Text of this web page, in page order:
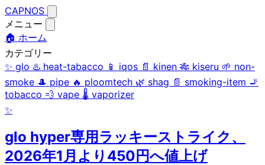
CAPNOS
メニュー
🏠 ホーム
カテゴリー
✨ glo ♨️ heat-tabacco 📱 iqos 📄 kinen 🎋 kiseru 🌱 non-
smoke 🎩 pipe 🔥 ploomtech 🌿 shag 📄 smoking-item 🚬
tobacco 💨 vape 🌡️ vaporizer
✨
glo hyper専用ラッキーストライク、
2026年1月より450円へ値上げ